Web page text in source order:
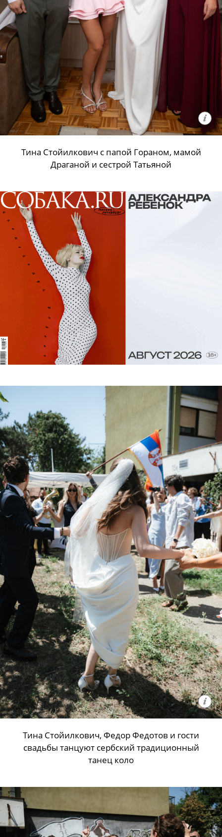
Тина Стойилкович с папой Гораном, мамой
Драганой и сестрой Татьяной
Тина Стойилкович, Федор Федотов и гости
свадьбы танцуют сербский традиционный
танец коло